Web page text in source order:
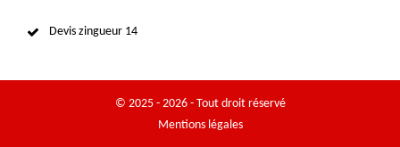
Devis zingueur 14
© 2025 - 2026 - Tout droit réservé
Mentions légales